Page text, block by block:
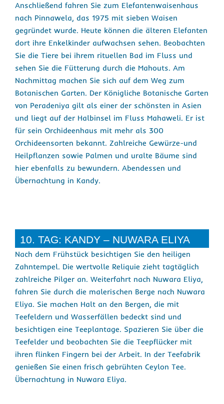
Anschließend fahren Sie zum Elefantenwaisenhaus
nach Pinnawela, das 1975 mit sieben Waisen
gegründet wurde. Heute können die älteren Elefanten
dort ihre Enkelkinder aufwachsen sehen. Beobachten
Sie die Tiere bei ihrem rituellen Bad im Fluss und
sehen Sie die Fütterung durch die Mahouts. Am
Nachmittag machen Sie sich auf dem Weg zum
Botanischen Garten. Der Königliche Botanische Garten
von Peradeniya gilt als einer der schönsten in Asien
und liegt auf der Halbinsel im Fluss Mahaweli. Er ist
für sein Orchideenhaus mit mehr als 300
Orchideensorten bekannt. Zahlreiche Gewürze-und
Heilpflanzen sowie Palmen und uralte Bäume sind
hier ebenfalls zu bewundern. Abendessen und
Übernachtung in Kandy.
10. TAG: KANDY – NUWARA ELIYA
Nach dem Frühstück besichtigen Sie den heiligen
Zahntempel. Die wertvolle Reliquie zieht tagtäglich
zahlreiche Pilger an. Weiterfahrt nach Nuwara Eliya,
fahren Sie durch die malerischen Berge nach Nuwara
Eliya. Sie machen Halt an den Bergen, die mit
Teefeldern und Wasserfällen bedeckt sind und
besichtigen eine Teeplantage. Spazieren Sie über die
Teefelder und beobachten Sie die Teepflücker mit
ihren flinken Fingern bei der Arbeit. In der Teefabrik
genießen Sie einen frisch gebrühten Ceylon Tee.
Übernachtung in Nuwara Eliya.